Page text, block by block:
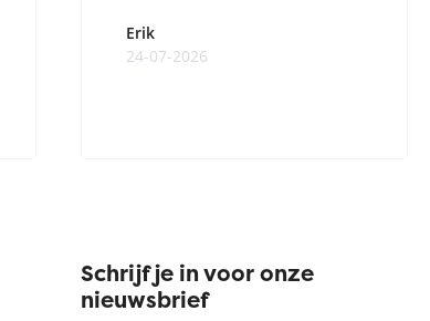
Erik
24-07-2026
Schrijf je in voor onze
nieuwsbrief